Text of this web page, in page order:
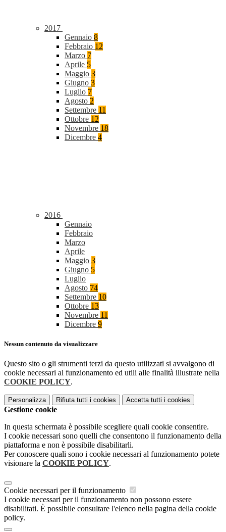
2017
Gennaio 8
Febbraio 12
Marzo 7
Aprile 5
Maggio 3
Giugno 3
Luglio 7
Agosto 2
Settembre 11
Ottobre 12
Novembre 18
Dicembre 4
2016
Gennaio
Febbraio
Marzo
Aprile
Maggio 3
Giugno 5
Luglio
Agosto 74
Settembre 10
Ottobre 13
Novembre 11
Dicembre 9
Nessun contenuto da visualizzare
Questo sito o gli strumenti terzi da questo utilizzati si avvalgono di
cookie necessari al funzionamento ed utili alle finalità illustrate nella
COOKIE POLICY.
Personalizza Rifiuta tutti i cookies Accetta tutti i cookies
Gestione cookie
In questa schermata è possibile scegliere quali cookie consentire.
I cookie necessari sono quelli che consentono il funzionamento della
piattaforma e non è possibile disabilitarli.
Per conoscere quali sono i cookie necessari al funzionamento potete
visionare la COOKIE POLICY.
Cookie necessari per il funzionamento
I cookie necessari per il funzionamento non possono essere
disabilitati. È possibile consultare l'elenco nella pagina della cookie
policy.